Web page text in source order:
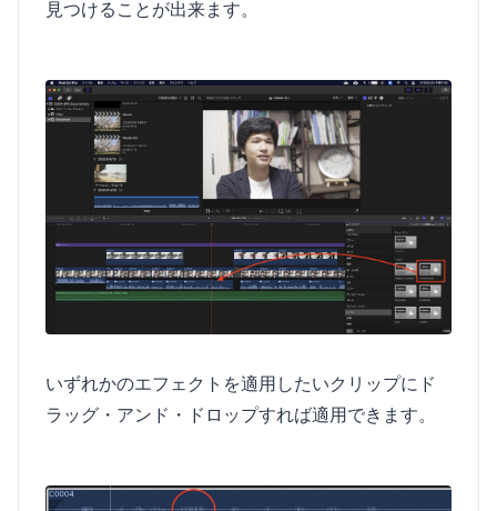
見つけることが出来ます。
いずれかのエフェクトを適用したいクリップにド
ラッグ・アンド・ドロップすれば適用できます。